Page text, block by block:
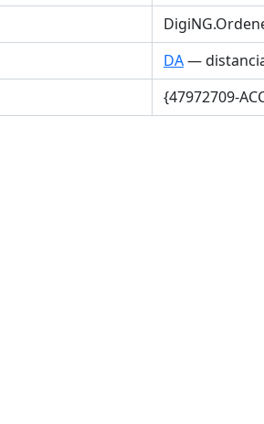
DA—
{47972709-